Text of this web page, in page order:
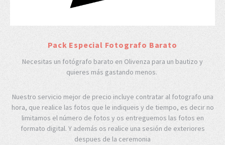
Pack Especial Fotografo Barato
Necesitas un fotógrafo barato en Olivenza para un bautizo y
quieres más gastando menos.
Nuestro servicio mejor de precio incluye contratar al fotografo una
hora, que realice las fotos que le indiqueis y de tiempo, es decir no
limitamos el número de fotos y os entreguemos las fotos en
formato digital. Y además os realice una sesión de exteriores
despues de la ceremonia